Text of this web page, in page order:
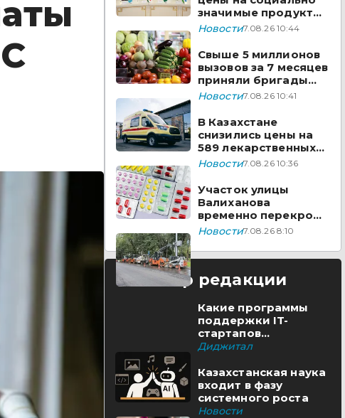
значимые продукты
за неделю
Новости7.08.26 10:44
Свыше 5 миллионов
вызовов за 7 месяцев
приняли бригады
скорой помощи
Новости7.08.26 10:41
В Казахстане
снизились цены на
589 лекарственных
препаратов
Новости7.08.26 10:36
Участок улицы
Валиханова
временно перекроют
в Астане
Новости7.08.26 8:10
Выбор редакции
Какие программы
поддержки IT-
стартапов
реализуются в
Диджитал
Казахстанская наука
входит в фазу
системного роста
Новости